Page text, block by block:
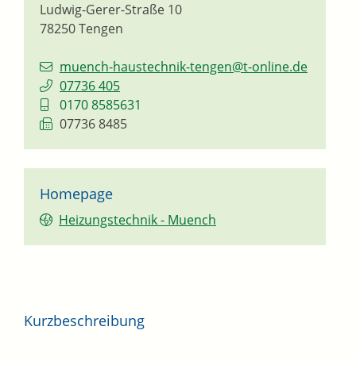
Ludwig-Gerer-Straße 10
78250Tengen
muench-haustechnik-tengen@t-online.de
07736 405
0170 8585631
07736 8485
Homepage
Heizungstechnik - Muench
Kurzbeschreibung